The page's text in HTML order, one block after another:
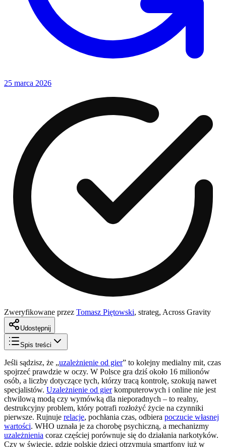
25 marca 2026
Zweryfikowane przez Tomasz Piętowski, strateg, Across Gravity
Udostępnij
Spis treści
Jeśli sądzisz, że „uzależnienie od gier” to kolejny medialny mit, czas
spojrzeć prawdzie w oczy. W Polsce gra dziś około 16 milionów
osób, a liczby dotyczące tych, którzy tracą kontrolę, szokują nawet
specjalistów. Uzależnienie od gierkomputerowych i online nie jest
chwilową modą czy wymówką dla nieporadnych – to realny,
destrukcyjny problem, który potrafi rozłożyć życie na czynniki
pierwsze. Rujnuje relacje, pochłania czas, odbiera poczucie własnej
wartości. WHO uznała je za chorobę psychiczną, a mechanizmy
uzależnienia coraz częściej porównuje się do działania narkotyków.
Czy w świecie, gdzie polskie dzieci otrzymują smartfony już w